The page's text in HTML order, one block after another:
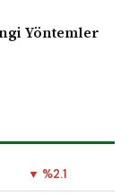
Yöntemler
▼ %2.1